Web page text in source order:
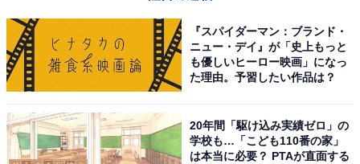
『スパイダーマン：ブランド・
ニュー・デイ』が「史上もっと
も優しいヒーロー映画」になっ
た理由。予習したい作品は？
20年間「駆け込み実績ゼロ」の
学校も…「こども110番の家」
は本当に必要？ PTAが直面する